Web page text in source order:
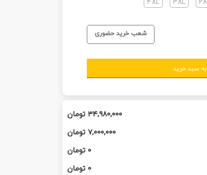
شعب خرید حضوری
سبد خرید
۳۴,۹۸۰,۰۰۰تومان
۷,۰۰۰,۰۰۰تومان
0تومان
0تومان